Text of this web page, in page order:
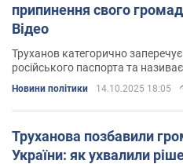
припинення свого
Відео
Труханов категорично
російського паспорта та
Новини політики 14.10.2025 18:05
Труханова позбавили
України: як ухвалили